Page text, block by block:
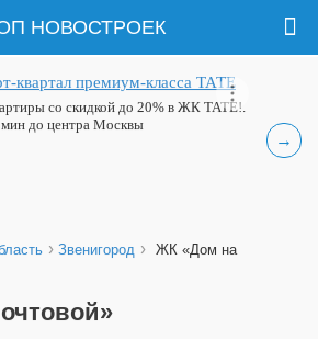
НОВОСТРОЕК
→
квартал премиум-класса ТАТЕ
со скидкой до 20% в ЖК ТАТЕ!.
до центра Москвы
› Звенигород › ЖК «Дом на